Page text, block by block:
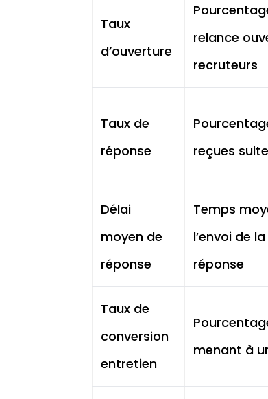
Taux
d’ouverture
relance
recruteurs
Taux de
réponse
reçues
Délai
moyen de
réponse
Temps
l’envoi de
réponse
Taux de
conversion
entretien
menant à